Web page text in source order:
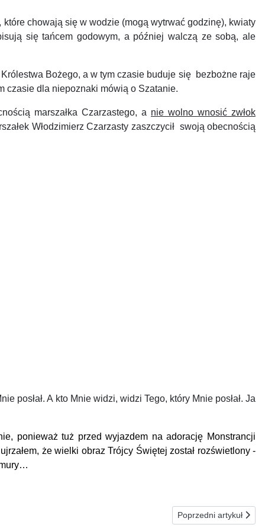
chowają się w wodzie (mogą wytrwać godzinę), kwiaty
się tańcem godowym, a później walczą ze sobą, ale
Bożego, a w tym czasie buduje się bezbożne raje
czasie dla niepoznaki mówią o Szatanie.
marszałka Czarzastego, a nie wolno wnosić zwłok
Włodzimierz Czarzasty zaszczycił swoją obecnością
posłał. A kto Mnie widzi, widzi Tego, który Mnie posłał. Ja
ponieważ tuż przed wyjazdem na adorację Monstrancji
że wielki obraz Trójcy Świętej został rozświetlony -
Następna strona:
Poprzedni artykuł